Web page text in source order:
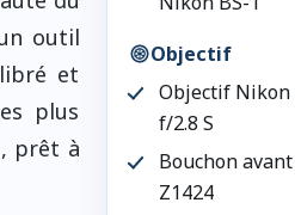
outil
et
plus
prêt à
Objectif
Objectif Nikon
f/2.8 S
Bouchon
Z1424